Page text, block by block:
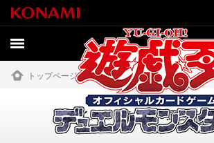
トップページ » イベント・大会 » インスト
インストラクター運営イベ